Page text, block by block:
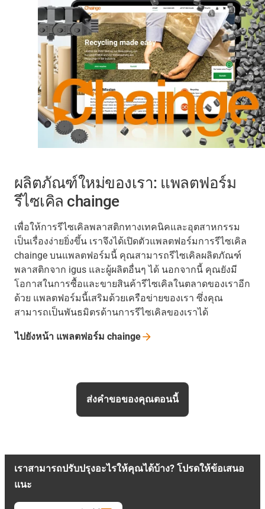
ผลิตภัณฑ์ใหม่ของเรา: แพลตฟอร์ม
รีไซเคิล chainge
เพื่อให้การรีไซเคิลพลาสติกทางเทคนิคและอุตสาหกรรม
เป็นเรื่องง่ายยิ่งขึ้น เราจึงได้เปิดตัวแพลตฟอร์มการรีไซเคิล
chainge บนแพลตฟอร์มนี้ คุณสามารถรีไซเคิลผลิตภัณฑ์
พลาสติกจาก igus และผู้ผลิตอื่นๆ ได้ นอกจากนี้ คุณยังมี
โอกาสในการซื้อและขายสินค้ารีไซเคิลในตลาดของเราอีก
ด้วย แพลตฟอร์มนี้เสริมด้วยเครือข่ายของเรา ซึ่งคุณ
สามารถเป็นพันธมิตรด้านการรีไซเคิลของเราได้
ไปยังหน้า แพลตฟอร์ม chainge
ส่งคำขอของคุณตอนนี้
เราสามารถปรับปรุงอะไรให้คุณได้บ้าง? โปรดให้ข้อเสนอ
แนะ